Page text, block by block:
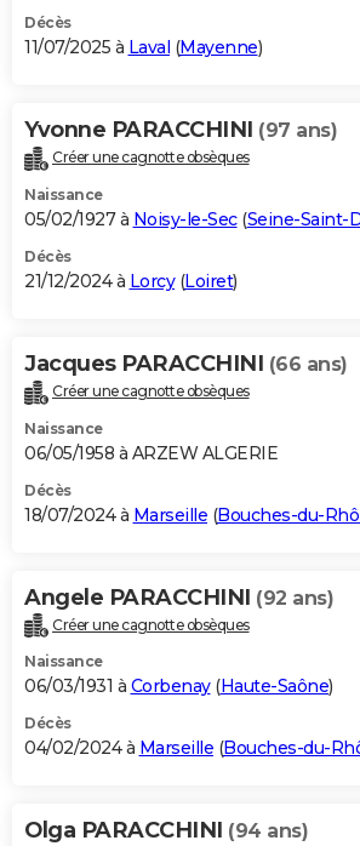
S'inscrire
Se connecter
Lycées
Collèges
Primaires
Universités
Entreprises
Service militaire
Avis de recherche
AVIS DE DÉCÈS
Bricolage
Lifestyle
Culture
Sport
Auto
Television
Voyage
Cinema
Décès
11/07/2025 à Laval (Mayenne)
Yvonne PARACCHINI (97 ans)
Créer une cagnotte obsèques
Naissance
05/02/1927 à Noisy-le-Sec(Seine-Saint-
Décès
21/12/2024 à Lorcy(Loiret)
Jacques PARACCHINI (66 ans)
Créer une cagnotte obsèques
Naissance
06/05/1958 à ARZEW ALGERIE
Décès
18/07/2024 à Marseille (Bouches-du-
Angele PARACCHINI (92 ans)
Créer une cagnotte obsèques
Naissance
06/03/1931 à Corbenay(Haute-Saône)
Décès
04/02/2024 à Marseille (Bouches-du-
Olga PARACCHINI (94 ans)